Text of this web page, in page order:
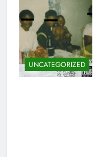
UNCATEGORIZED